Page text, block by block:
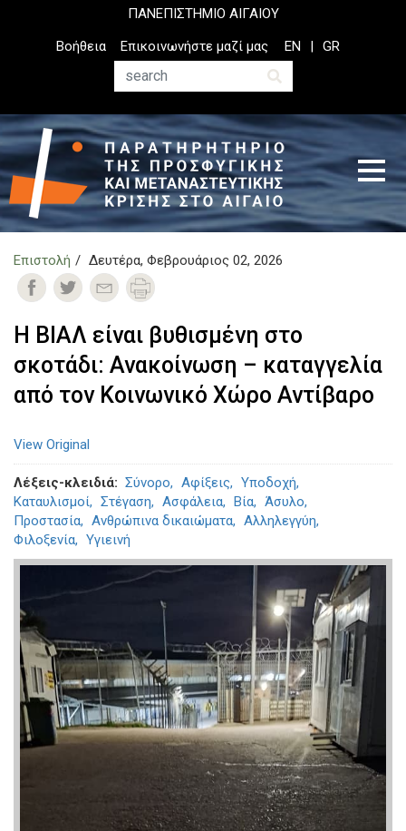
ΠΑΝΕΠΙΣΤΗΜΙΟ ΑΙΓΑΙΟΥ
Top
Header
Βοήθεια
Επικοινωνήστε μαζί μας
Αναζήτηση
EN GR
Επιστολή Δευτέρα, Φεβρουάριος 02, 2026
Η ΒΙΑΛ είναι βυθισμένη στο
σκοτάδι: Ανακοίνωση – καταγγελία
από τον Κοινωνικό Χώρο Αντίβαρο
View Original
Λέξεις-κλειδιά Σύνορο Αφίξεις
Υποδοχή
Καταυλισμοί
Στέγαση Ασφάλεια Βία
Άσυλο
Προστασία
Ανθρώπινα δικαιώματα
Αλληλεγγύη
Φιλοξενία
Υγιεινή